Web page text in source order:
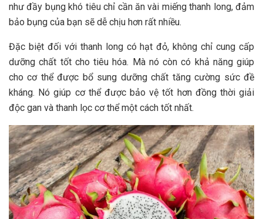
như đầy bụng khó tiêu chỉ cần ăn vài miếng thanh long, đảm
bảo bụng của bạn sẽ dễ chịu hơn rất nhiều.
Đặc biệt đối với thanh long có hạt đỏ, không chỉ cung cấp
dưỡng chất tốt cho tiêu hóa. Mà nó còn có khả năng giúp
cho cơ thể được bổ sung dưỡng chất tăng cường sức đề
kháng. Nó giúp cơ thể được bảo vệ tốt hơn đồng thời giải
độc gan và thanh lọc cơ thể một cách tốt nhất.